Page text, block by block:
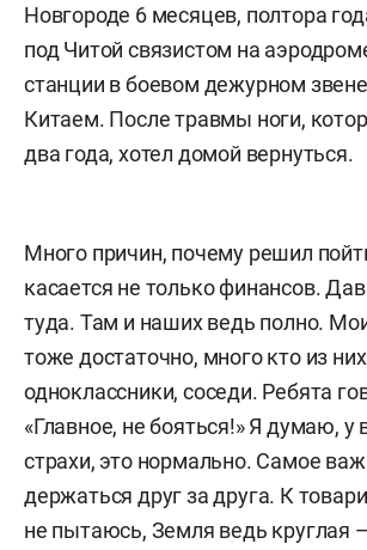
Новгороде 6 месяцев, полтора
под Читой связистом на
станции в боевом дежурном
Китаем. После травмы ноги,
два года, хотел домой вернуться.
Много причин, почему решил
касается не только финансов.
туда. Там и наших ведь полно.
тоже достаточно, много кто из
одноклассники, соседи. Ребята
«Главное, не бояться!» Я думаю, у
страхи, это нормально. Самое
держаться друг за друга. К
не пытаюсь, Земля ведь круглая